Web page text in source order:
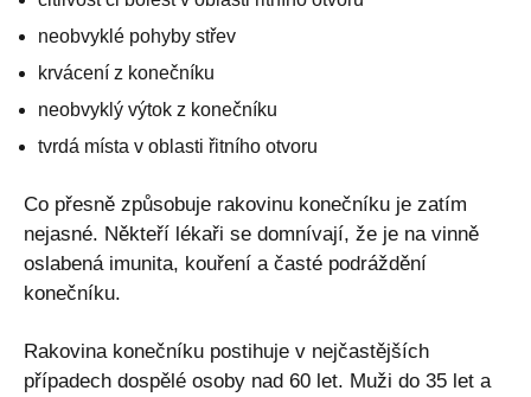
neobvyklé pohyby střev
krvácení z konečníku
neobvyklý výtok z konečníku
tvrdá místa v oblasti řitního otvoru
Co přesně způsobuje rakovinu konečníku je zatím
nejasné. Někteří lékaři se domnívají, že je na vinně
oslabená imunita, kouření a časté podráždění
konečníku.
Rakovina konečníku postihuje v nejčastějších
případech dospělé osoby nad 60 let. Muži do 35 let a